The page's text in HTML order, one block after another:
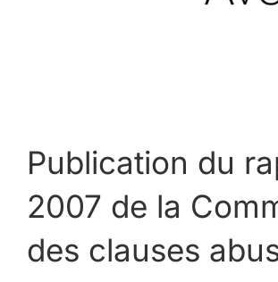
Publication du
2007 de la
des clauses